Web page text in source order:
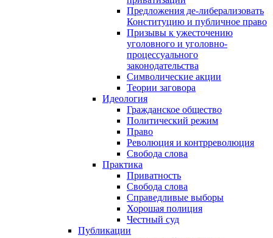
Предложения де-либерализовать
Конституцию и публичное право
Призывы к ужесточению
уголовного и уголовно-
процессуального
законодательства
Символические акции
Теории заговора
Идеология
Гражданское общество
Политический режим
Право
Революция и контрреволюция
Свобода слова
Практика
Приватность
Свобода слова
Справедливые выборы
Хорошая полиция
Честный суд
Публикации